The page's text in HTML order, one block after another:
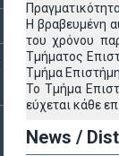
Η βραβευμένη
του χρόνου
Τμήματος
Τμήμα
Το Τμήμα
εύχεται κάθε
News /